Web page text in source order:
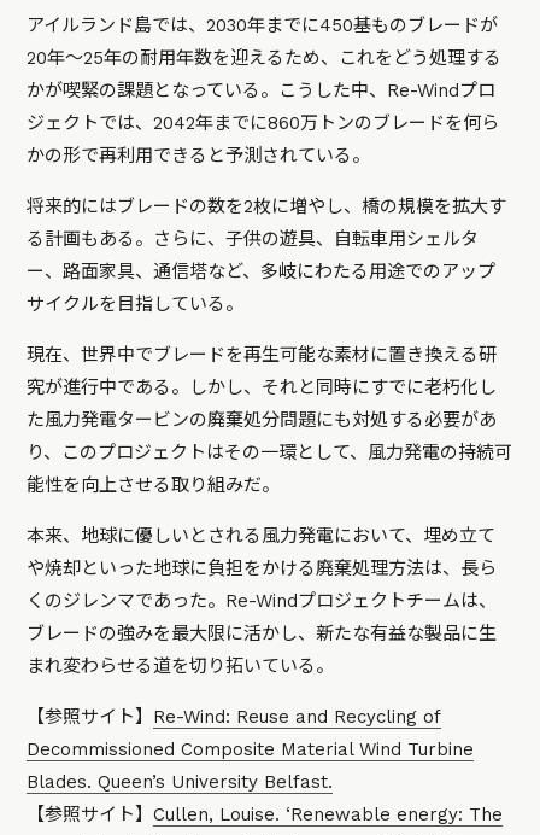
アイルランド島では、2030年までに450基ものブレードが
20年〜25年の耐用年数を迎えるため、これをどう処理する
かが喫緊の課題となっている。こうした中、Re-Windプロ
ジェクトでは、2042年までに860万トンのブレードを何ら
かの形で再利用できると予測されている。
将来的にはブレードの数を2枚に増やし、橋の規模を拡大す
る計画もある。さらに、子供の遊具、自転車用シェルタ
ー、路面家具、通信塔など、多岐にわたる用途でのアップ
サイクルを目指している。
現在、世界中でブレードを再生可能な素材に置き換える研
究が進行中である。しかし、それと同時にすでに老朽化し
た風力発電タービンの廃棄処分問題にも対処する必要があ
り、このプロジェクトはその一環として、風力発電の持続可
能性を向上させる取り組みだ。
本来、地球に優しいとされる風力発電において、埋め立て
や焼却といった地球に負担をかける廃棄処理方法は、長ら
くのジレンマであった。Re-Windプロジェクトチームは、
ブレードの強みを最大限に活かし、新たな有益な製品に生
まれ変わらせる道を切り拓いている。
【参照サイト】 Re-Wind: Reuse and Recycling of
Decommissioned Composite Material Wind Turbine
Blades. Queen’s University Belfast.
【参照サイト】Cullen, Louise. ‘Renewable energy: The